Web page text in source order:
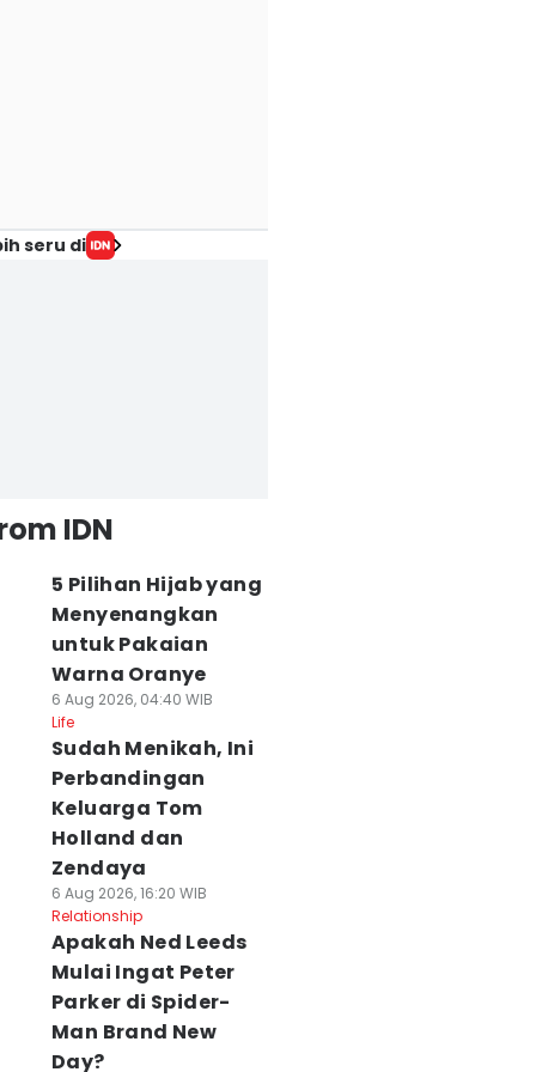
seru di
IDN
5 Pilihan Hijab yang
Menyenangkan
untuk Pakaian
Warna Oranye
6 Aug 2026, 04:40 WIB
Life
Sudah Menikah, Ini
Perbandingan
Keluarga Tom
Holland dan
Zendaya
6 Aug 2026, 16:20 WIB
Relationship
Apakah Ned Leeds
Mulai Ingat Peter
Parker di Spider-
Man Brand New
Day?